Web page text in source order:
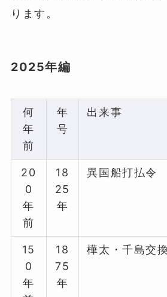
ります。
2025年編
何
年
前
年
号
出来事
20
0
年
前
18
25
年
異国船打払令
15
0
年
18
75
年
樺太・千島交